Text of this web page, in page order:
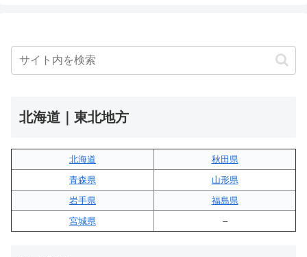
北海道｜東北地方
北海道
秋田県
青森県
山形県
岩手県
福島県
宮城県
–